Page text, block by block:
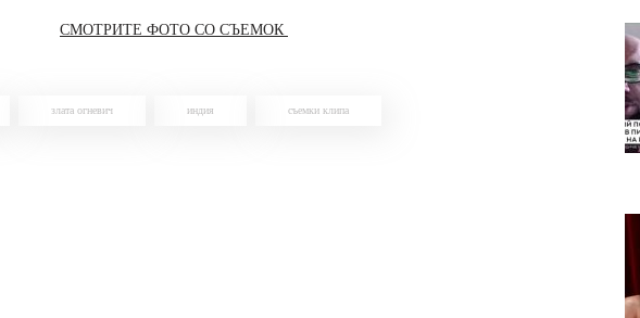
СМОТРИТЕ ФОТО СО СЪЕМОК
злата огневич индия съемки клипа